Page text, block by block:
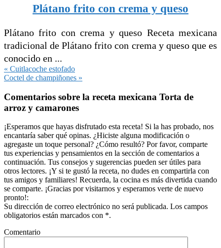
Plátano frito con crema y queso
Plátano frito con crema y queso Receta mexicana
tradicional de Plátano frito con crema y queso que es
conocido en ...
Entrada
anterior:
« Cuitlacoche estofado
Siguiente
Coctel de champiñones »
con
los
lectores
Comentarios sobre la receta mexicana Torta de
arroz y camarones
¡Esperamos que hayas disfrutado esta receta! Si la has probado, nos
encantaría saber qué opinas. ¿Hiciste alguna modificación o
agregaste un toque personal? ¿Cómo resultó? Por favor, comparte
tus experiencias y pensamientos en la sección de comentarios a
continuación. Tus consejos y sugerencias pueden ser útiles para
otros lectores. ¡Y si te gustó la receta, no dudes en compartirla con
tus amigos y familiares! Recuerda, la cocina es más divertida cuando
se comparte. ¡Gracias por visitarnos y esperamos verte de nuevo
pronto!:
Su dirección de correo electrónico no será publicada. Los campos
obligatorios están marcados con *.
Comentario